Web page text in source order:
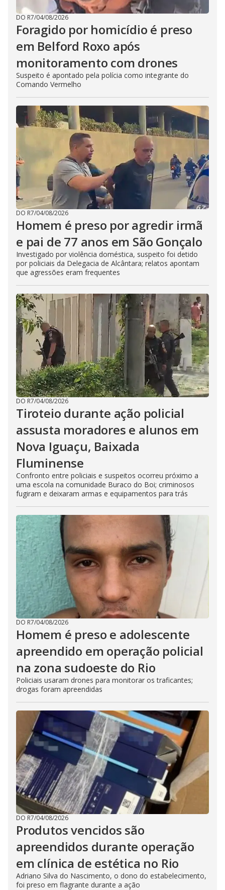
DO R7/04/08/2026
Foragido por homicídio é preso
em Belford Roxo após
monitoramento com drones
Suspeito é apontado pela polícia como integrante do
Comando Vermelho
DO R7/04/08/2026
Homem é preso por agredir irmã
e pai de 77 anos em São Gonçalo
Investigado por violência doméstica, suspeito foi detido
por policiais da Delegacia de Alcântara; relatos apontam
que agressões eram frequentes
DO R7/04/08/2026
Tiroteio durante ação policial
assusta moradores e alunos em
Nova Iguaçu, Baixada
Fluminense
Confronto entre policiais e suspeitos ocorreu próximo a
uma escola na comunidade Buraco do Boi; criminosos
fugiram e deixaram armas e equipamentos para trás
DO R7/04/08/2026
Homem é preso e adolescente
apreendido em operação policial
na zona sudoeste do Rio
Policiais usaram drones para monitorar os traficantes;
drogas foram apreendidas
DO R7/04/08/2026
Produtos vencidos são
apreendidos durante operação
em clínica de estética no Rio
Adriano Silva do Nascimento, o dono do estabelecimento,
foi preso em flagrante durante a ação